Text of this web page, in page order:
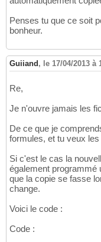
Penses tu que ce soit
bonheur.
Guiiand , le 17/04/2013 à
Re,
Je n'ouvre jamais les
De ce que je
formules, et tu veux
Si c'est le cas la
également programmé
que la copie se fasse
change.
Voici le code :
Code :